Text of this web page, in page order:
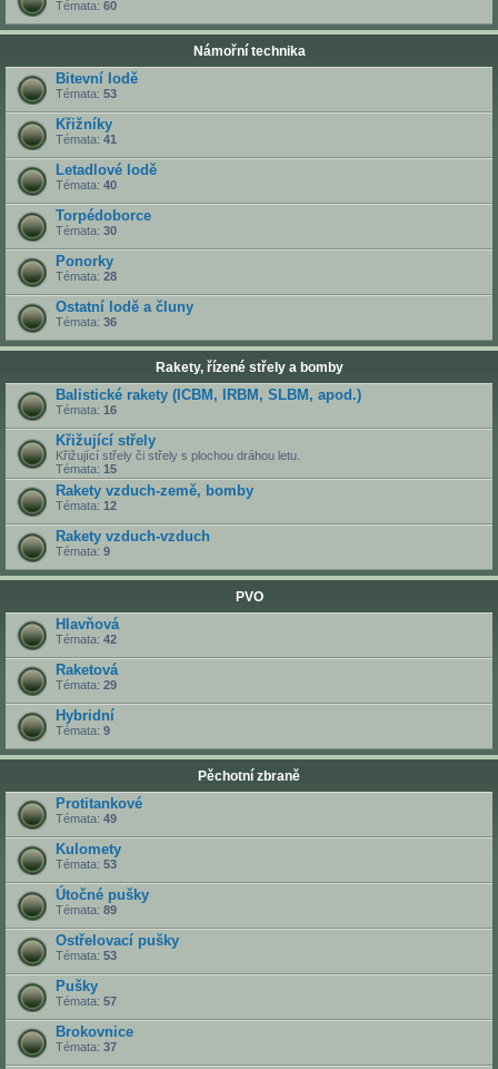
Témata: 60
Námořní technika
Bitevní lodě
Témata: 53
Křižníky
Témata: 41
Letadlové lodě
Témata: 40
Torpédoborce
Témata: 30
Ponorky
Témata: 28
Ostatní lodě a čluny
Témata: 36
Rakety, řízené střely a bomby
Balistické rakety (ICBM, IRBM, SLBM, apod.)
Témata: 16
Křižující střely
Křižující střely či střely s plochou dráhou letu.
Témata: 15
Rakety vzduch-země, bomby
Témata: 12
Rakety vzduch-vzduch
Témata: 9
PVO
Hlavňová
Témata: 42
Raketová
Témata: 29
Hybridní
Témata: 9
Pěchotní zbraně
Protitankové
Témata: 49
Kulomety
Témata: 53
Útočné pušky
Témata: 89
Ostřelovací pušky
Témata: 53
Pušky
Témata: 57
Brokovnice
Témata: 37